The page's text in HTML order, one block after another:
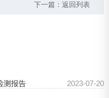
下一篇： 返回列表
测报告 2023-07-20